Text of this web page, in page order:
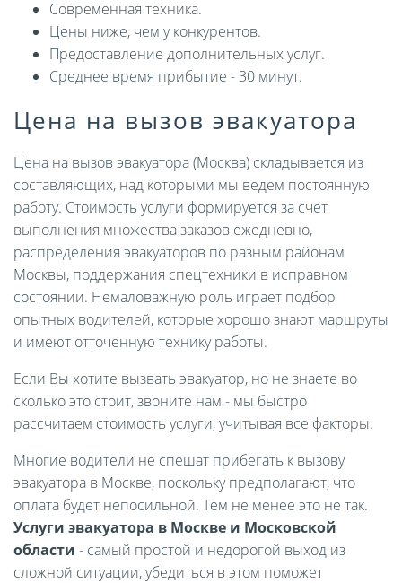
Современная техника.
Цены ниже, чем у конкурентов.
Предоставление дополнительных услуг.
Среднее время прибытие - 30 минут.
Цена на вызов эвакуатора
Цена на вызов эвакуатора (Москва) складывается из
составляющих, над которыми мы ведем постоянную
работу. Стоимость услуги формируется за счет
выполнения множества заказов ежедневно,
распределения эвакуаторов по разным районам
Москвы, поддержания спецтехники в исправном
состоянии. Немаловажную роль играет подбор
опытных водителей, которые хорошо знают маршруты
и имеют отточенную технику работы.
Если Вы хотите вызвать эвакуатор, но не знаете во
сколько это стоит, звоните нам - мы быстро
рассчитаем стоимость услуги, учитывая все факторы.
Многие водители не спешат прибегать к вызову
эвакуатора в Москве, поскольку предполагают, что
оплата будет непосильной. Тем не менее это не так.
Услуги эвакуатора в Москве и Московской
области - самый простой и недорогой выход из
сложной ситуации, убедиться в этом поможет